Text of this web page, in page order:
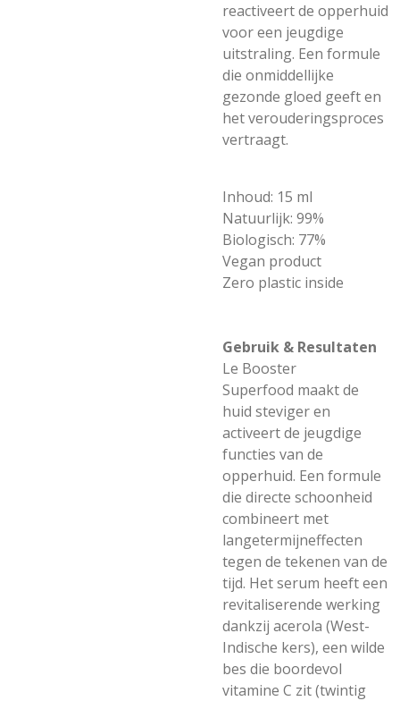
reactiveert de opperhuid
voor een jeugdige
uitstraling. Een formule
die onmiddellijke
gezonde gloed geeft en
het verouderingsproces
vertraagt.
Inhoud: 15 ml
Natuurlijk: 99%
Biologisch: 77%
Vegan product
Zero plastic inside
Gebruik & Resultaten
Le Booster
Superfood maakt de
huid steviger en
activeert de jeugdige
functies van de
opperhuid. Een formule
die directe schoonheid
combineert met
langetermijneffecten
tegen de tekenen van de
tijd. Het serum heeft een
revitaliserende werking
dankzij acerola (West-
Indische kers), een wilde
bes die boordevol
vitamine C zit (twintig